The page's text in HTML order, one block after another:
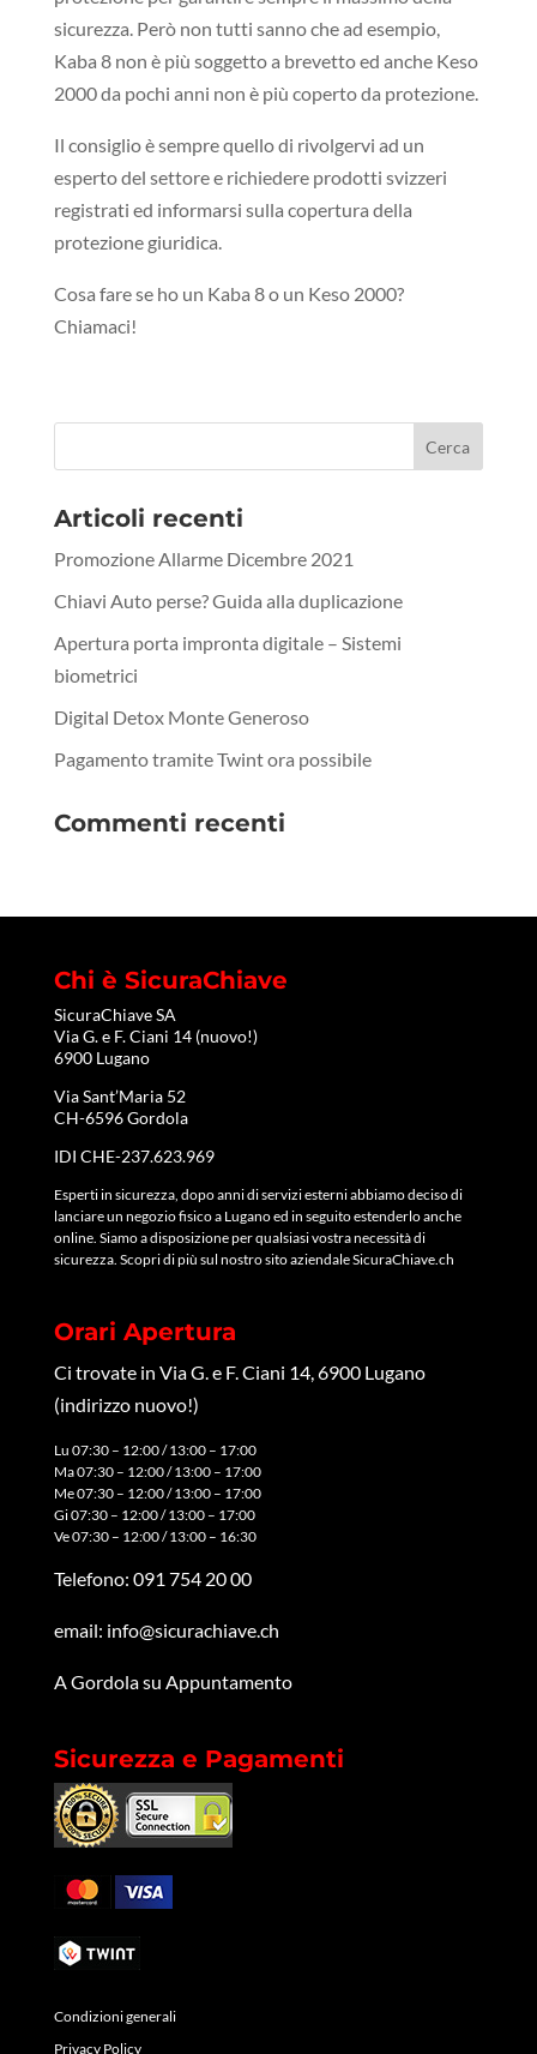
sicurezza. Però non tutti sanno che ad esempio,
Kaba 8 non è più soggetto a brevetto ed anche Keso
2000 da pochi anni non è più coperto da protezione.
Il consiglio è sempre quello di rivolgervi ad un
esperto del settore e richiedere prodotti svizzeri
registrati ed informarsi sulla copertura della
protezione giuridica.
Cosa fare se ho un Kaba 8 o un Keso 2000?
Chiamaci!
Articoli recenti
Promozione Allarme Dicembre 2021
Chiavi Auto perse? Guida alla duplicazione
Apertura porta impronta digitale – Sistemi
biometrici
Digital Detox Monte Generoso
Pagamento tramite Twint ora possibile
Commenti recenti
Chi è SicuraChiave
SicuraChiave SA
Via G. e F. Ciani 14 (nuovo!)
6900 Lugano
Via Sant’Maria 52
CH-6596 Gordola
IDI CHE-237.623.969
Esperti in sicurezza, dopo anni di servizi esterni abbiamo deciso di
lanciare un negozio fisico a Lugano ed in seguito estenderlo anche
online. Siamo a disposizione per qualsiasi vostra necessità di
sicurezza. Scopri di più sul nostro sito aziendaleSicuraChiave.ch
Orari Apertura
Ci trovate in Via G. e F. Ciani 14, 6900 Lugano
(indirizzo nuovo!)
Lu 07:30 – 12:00 / 13:00 – 17:00
Ma 07:30 – 12:00 / 13:00 – 17:00
Me 07:30 – 12:00 / 13:00 – 17:00
Gi 07:30 – 12:00 / 13:00 – 17:00
Ve 07:30 – 12:00 / 13:00 – 16:30
Telefono: 091 754 20 00
email: info@sicurachiave.ch
A Gordola su Appuntamento
Sicurezza e Pagamenti
Condizioni generali
Privacy Policy